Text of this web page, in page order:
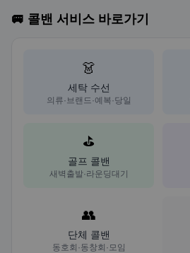
🚐 콜밴 서비스 바로가기
👗
세탁 수선
의류·브랜드·예복·당일
⛳
골프 콜밴
새벽출발·라운딩대기
👥
단체 콜밴
동호회·동창회·모임